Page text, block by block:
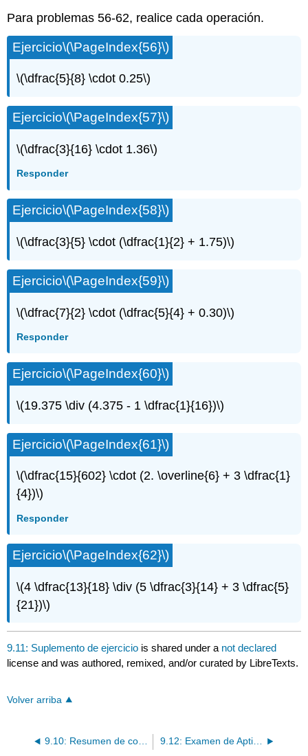
Para problemas 56-62, realice cada operación.
Ejercicio\(\PageIndex{56}\)
\(\dfrac{5}{8} \cdot 0.25\)
Ejercicio\(\PageIndex{57}\)
\(\dfrac{3}{16} \cdot 1.36\)
Responder
Ejercicio\(\PageIndex{58}\)
\(\dfrac{3}{5} \cdot (\dfrac{1}{2} + 1.75)\)
Ejercicio\(\PageIndex{59}\)
\(\dfrac{7}{2} \cdot (\dfrac{5}{4} + 0.30)\)
Responder
Ejercicio\(\PageIndex{60}\)
\(19.375 \div (4.375 - 1 \dfrac{1}{16})\)
Ejercicio\(\PageIndex{61}\)
\(\dfrac{15}{602} \cdot (2. \overline{6} + 3 \dfrac{1}
{4})\)
Responder
Ejercicio\(\PageIndex{62}\)
\(4 \dfrac{13}{18} \div (5 \dfrac{3}{14} + 3 \dfrac{5}
{21})\)
9.11: Suplemento de ejercicio is shared under a not declared
license and was authored, remixed, and/or curated by LibreTexts.
Volver arriba
9.10: Resumen de conceptos clave 9.12: Examen de Aptitud